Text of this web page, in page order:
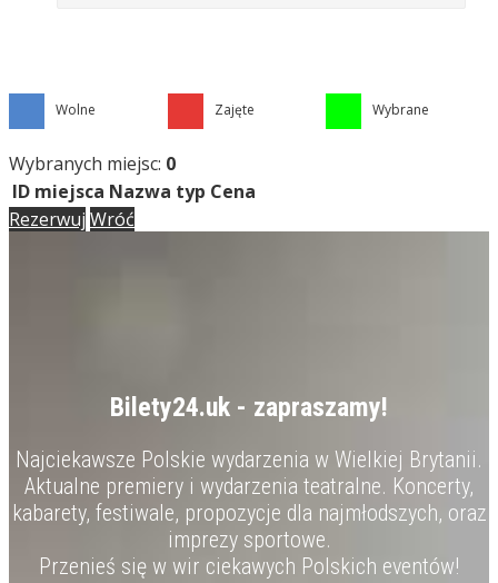
Wolne Zajęte Wybrane
Wybranych miejsc: 0
ID miejsca Nazwa typ Cena
Rezerwuj Wróć
Bilety24.uk - zapraszamy!
Najciekawsze Polskie wydarzenia w Wielkiej Brytanii.
Aktualne premiery i wydarzenia teatralne. Koncerty,
kabarety, festiwale, propozycje dla najmłodszych, oraz
imprezy sportowe.
Przenieś się w wir ciekawych Polskich eventów!